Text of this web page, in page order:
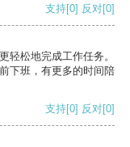
支持[0] 反对[0]
轻松地完成工作任务。
下班，有更多的时间陪
支持[0] 反对[0]